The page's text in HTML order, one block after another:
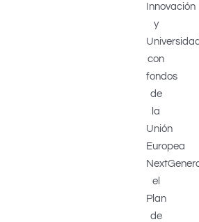
Innovación
y
con
fondos
de
la
Unión
Europea
el
Plan
de